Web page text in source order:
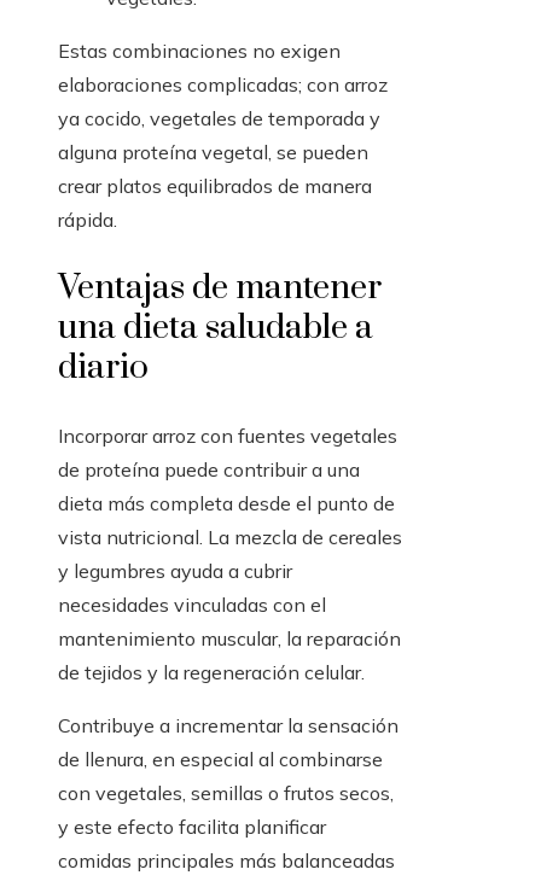
Estas combinaciones no exigen
elaboraciones complicadas; con arroz
ya cocido, vegetales de temporada y
alguna proteína vegetal, se pueden
crear platos equilibrados de manera
rápida.
Ventajas de mantener
una dieta saludable a
diario
Incorporar arroz con fuentes vegetales
de proteína puede contribuir a una
dieta más completa desde el punto de
vista nutricional. La mezcla de cereales
y legumbres ayuda a cubrir
necesidades vinculadas con el
mantenimiento muscular, la reparación
de tejidos y la regeneración celular.
Contribuye a incrementar la sensación
de llenura, en especial al combinarse
con vegetales, semillas o frutos secos,
y este efecto facilita planificar
comidas principales más balanceadas